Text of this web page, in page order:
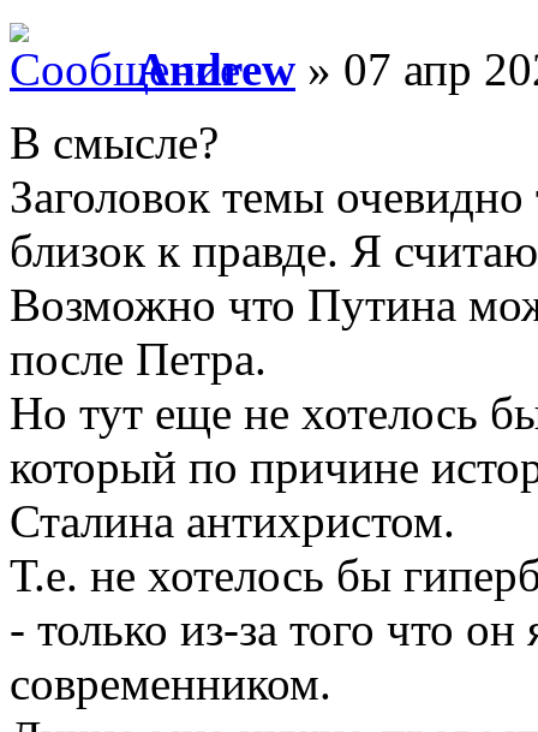
Andrew » 07 апр
В смысле?
Заголовок темы
близок к правде. Я
Возможно что Путина
после Петра.
Но тут еще не хотелось
который по причине
Сталина антихристом.
Т.е. не хотелось бы
- только из-за того что
современником.